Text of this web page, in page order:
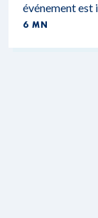
événement est
6 MN